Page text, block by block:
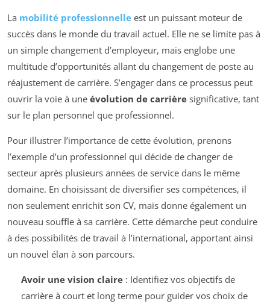
La mobilité professionnelle est un puissant moteur de
succès dans le monde du travail actuel. Elle ne se limite pas à
un simple changement d’employeur, mais englobe une
multitude d’opportunités allant du changement de poste au
réajustement de carrière. S’engager dans ce processus peut
ouvrir la voie à une évolution de carrière significative, tant
sur le plan personnel que professionnel.
Pour illustrer l’importance de cette évolution, prenons
l’exemple d’un professionnel qui décide de changer de
secteur après plusieurs années de service dans le même
domaine. En choisissant de diversifier ses compétences, il
non seulement enrichit son CV, mais donne également un
nouveau souffle à sa carrière. Cette démarche peut conduire
à des possibilités de travail à l’international, apportant ainsi
un nouvel élan à son parcours.
Avoir une vision claire: Identifiez vos objectifs de
carrière à court et long terme pour guider vos choix de